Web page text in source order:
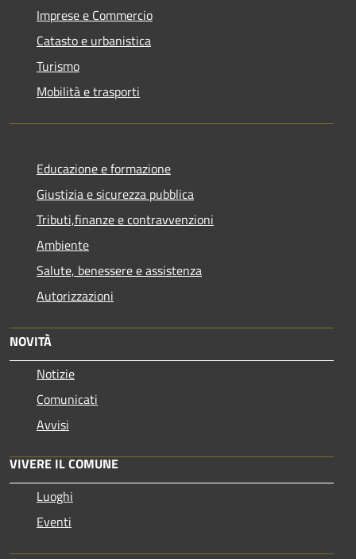
Imprese e Commercio
Catasto e urbanistica
Turismo
Mobilità e trasporti
Educazione e formazione
Giustizia e sicurezza pubblica
Tributi,finanze e contravvenzioni
Ambiente
Salute, benessere e assistenza
Autorizzazioni
NOVITÀ
Notizie
Comunicati
Avvisi
VIVERE IL COMUNE
Luoghi
Eventi